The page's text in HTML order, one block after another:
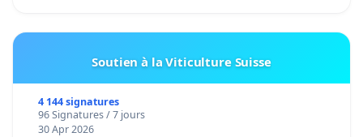
Soutien à la Viticulture Suisse
4 144 signatures
96 Signatures / 7 jours
30 Apr 2026